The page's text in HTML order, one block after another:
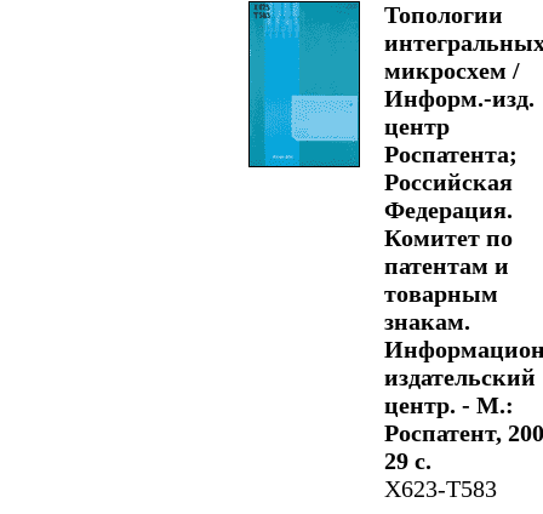
Топологии
микросхем /
Информ.-изд.
центр
Роспатента;
Российская
Федерация.
Комитет по
патентам и
товарным
знакам.
издательский
центр. - М.:
Роспатент,
29 с.
Х623-Т583